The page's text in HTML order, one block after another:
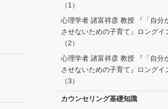
（1）
心理学者 諸富祥彦 教授 『「自分
させないための子育て』ロングイ
（2）
心理学者 諸富祥彦 教授 『「自分
させないための子育て』ロングイ
（3）
カウンセリング基礎知識